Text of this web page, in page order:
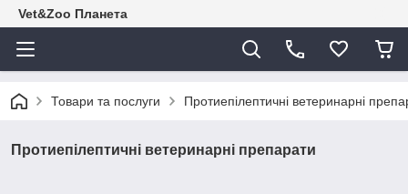
Vet&Zoo Планета
Товари та послуги Протиепілептичні ветеринарні
Протиепілептичні ветеринарні препарати